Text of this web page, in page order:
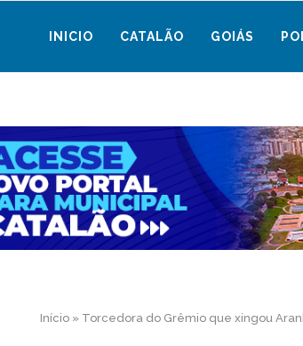
INICIO CATALÃO GOIÁS
Início» Torcedora do Grêmio que xingou